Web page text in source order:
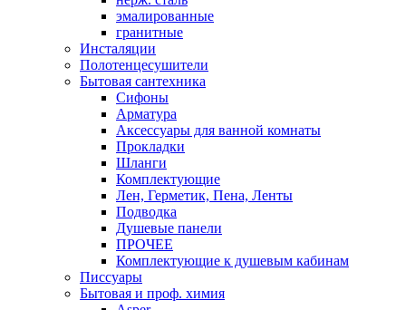
эмалированные
гранитные
Инсталяции
Полотенцесушители
Бытовая сантехника
Сифоны
Арматура
Аксессуары для ванной комнаты
Прокладки
Шланги
Комплектующие
Лен, Герметик, Пена, Ленты
Подводка
Душевые панели
ПРОЧЕЕ
Комплектующие к душевым кабинам
Писсуары
Бытовая и проф. химия